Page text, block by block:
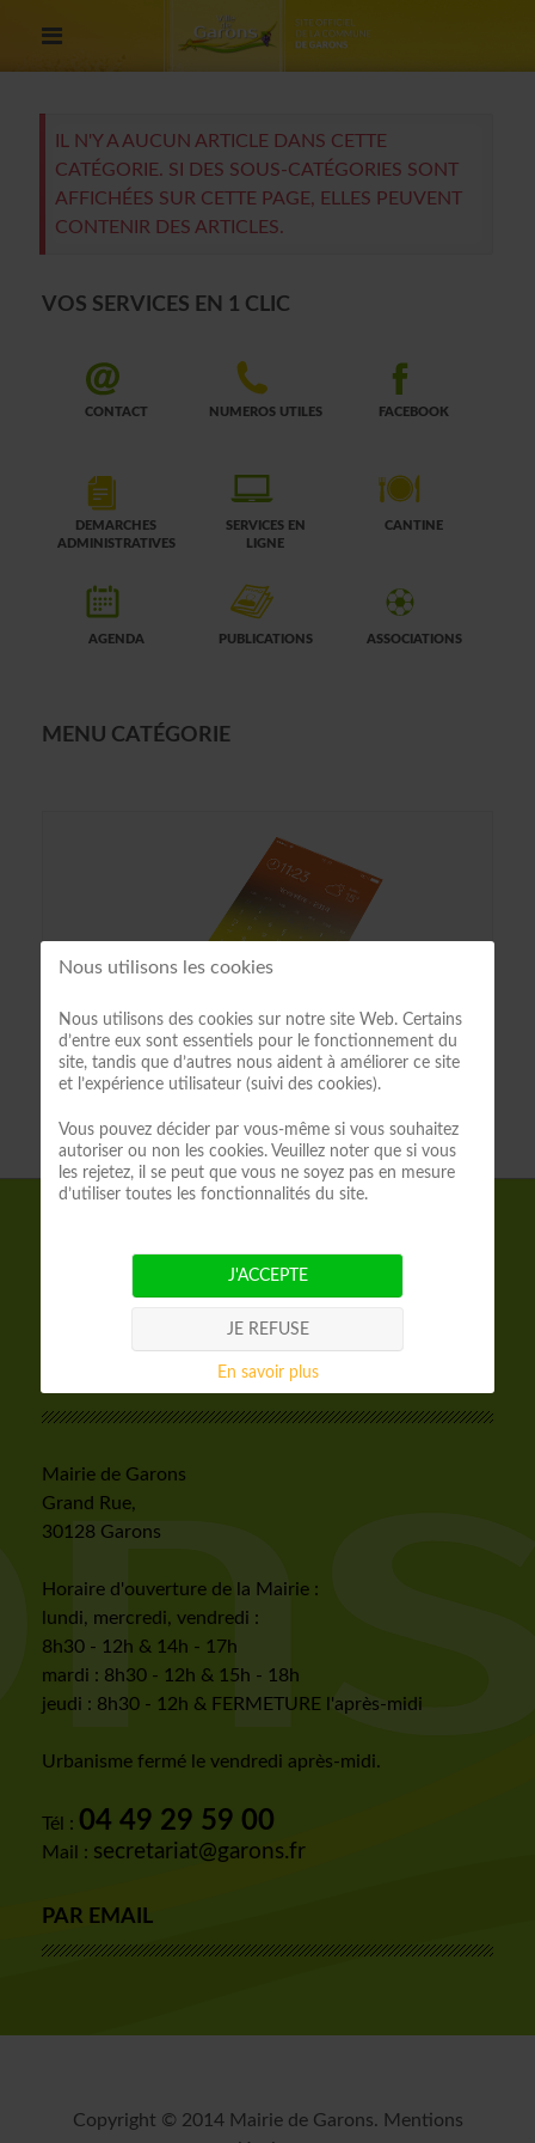
IL N'Y A AUCUN ARTICLE DANS CETTE
CATÉGORIE. SI DES SOUS-CATÉGORIES SONT
AFFICHÉES SUR CETTE PAGE, ELLES PEUVENT
CONTENIR DES ARTICLES.
VOS SERVICES EN 1 CLIC
CONTACT NUMEROS UTILES FACEBOOK
DEMARCHES
ADMINISTRATIVES
SERVICES EN
LIGNE
CANTINE
AGENDA PUBLICATIONS ASSOCIATIONS
MENU CATÉGORIE
CONTACTEZ
MAIRIE
Mairie de Garons
Grand Rue,
30128 Garons
Horaire d'ouverture de la Mairie :
lundi, mercredi, vendredi :
8h30 - 12h & 14h - 17h
mardi : 8h30 - 12h & 15h - 18h
jeudi : 8h30 - 12h & FERMETURE l'après-midi
Urbanisme fermé le vendredi après-midi.
Tél : 04 49 29 59 00
Mail : secretariat@garons.fr
PAR EMAIL
Copyright © 2014 Mairie de Garons. Mentions
Nous utilisons les cookies
Nous utilisons des cookies sur notre site Web. Certains
d’entre eux sont essentiels pour le fonctionnement du
site, tandis que d’autres nous aident à améliorer ce site
et l’expérience utilisateur (suivi des cookies).
Vous pouvez décider par vous-même si vous souhaitez
autoriser ou non les cookies. Veuillez noter que si vous
les rejetez, il se peut que vous ne soyez pas en mesure
d’utiliser toutes les fonctionnalités du site.
J'ACCEPTE
JE REFUSE
En savoir plus